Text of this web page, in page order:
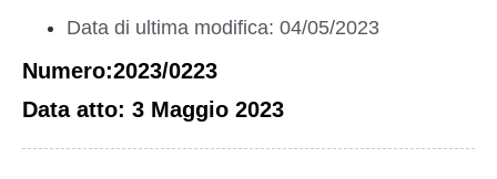
Data di ultima modifica: 04/05/2023
Numero:2023/0223
Data atto: 3 Maggio 2023